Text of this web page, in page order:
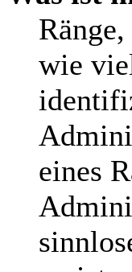
wie
eines